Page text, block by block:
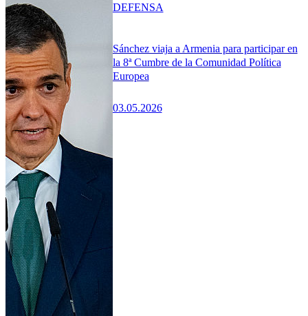
Sánchez viaja a Armenia para participar en
la 8ª Cumbre de la Comunidad Política
Europea
03.05.2026
DEFENSA